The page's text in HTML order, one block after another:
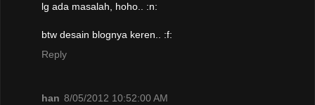
lg ada masalah, hoho.. :n:
btw desain blognya keren.. :f:
Reply
han 8/05/2012 10:52:00 AM